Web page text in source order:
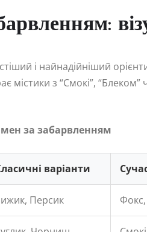
і найнадійніший
містики з “Смокі”, “Блеком”
за забарвленням
варіанти
Персик